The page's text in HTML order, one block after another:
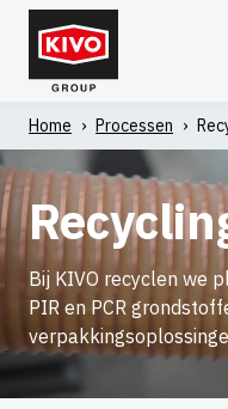
Overslaan
Zoeken
naar:
Kennisbank Contact
Home › Processen ›
Bij KIVO recyclen we
PIR en PCR